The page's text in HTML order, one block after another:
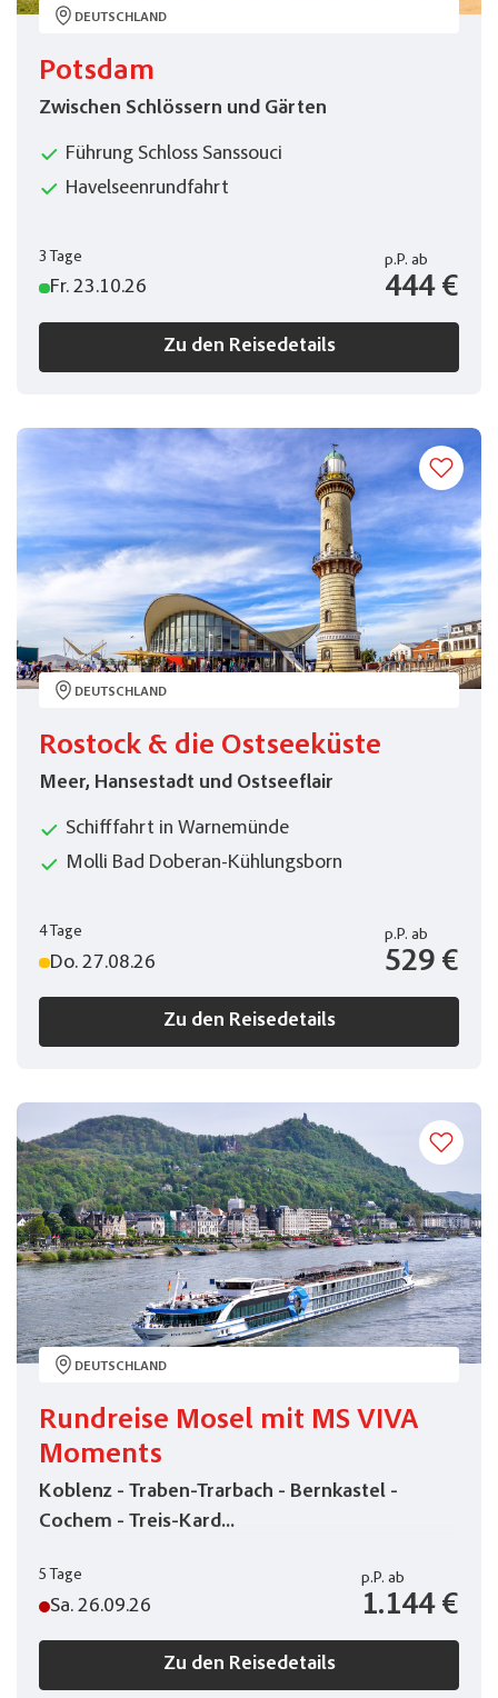
DEUTSCHLAND
Potsdam
Zwischen Schlössern und Gärten
Führung Schloss Sanssouci
Havelseenrundfahrt
3 Tage
Fr. 23.10.26
p.P. ab
444 €
Zu den Reisedetails
DEUTSCHLAND
Rostock & die Ostseeküste
Meer, Hansestadt und Ostseeflair
Schifffahrt in Warnemünde
Molli Bad Doberan-Kühlungsborn
4 Tage
Do. 27.08.26
p.P. ab
529 €
Zu den Reisedetails
DEUTSCHLAND
Rundreise Mosel mit MS VIVA
Moments
Koblenz - Traben-Trarbach - Bernkastel -
Cochem - Treis-Kard...
5 Tage
Sa. 26.09.26
p.P. ab
1.144 €
Zu den Reisedetails